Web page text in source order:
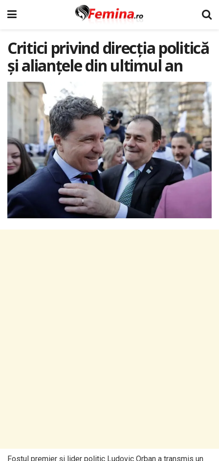
Critici privind direcția politică
și alianțele din ultimul an
Fostul premier și lider politic Ludovic Orban a transmis un